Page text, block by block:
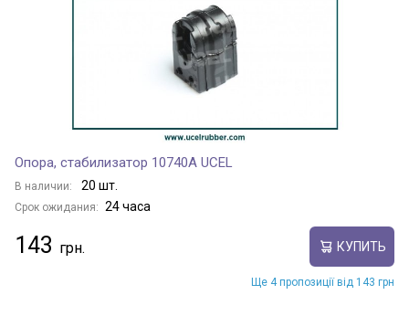
Опора, стабилизатор 10740A UCEL
В наличии: 20 шт.
Срок ожидания: 24 часа
143 КУПИТЬ
Ще 4 пропозиції від 143 грн